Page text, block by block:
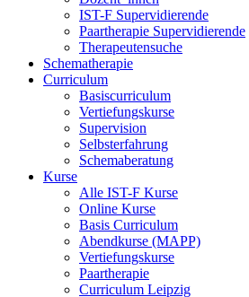
IST-F Supervidierende
Paartherapie Supervidierende
Therapeutensuche
Schematherapie
Curriculum
Basiscurriculum
Vertiefungskurse
Supervision
Selbsterfahrung
Schemaberatung
Kurse
Alle IST-F Kurse
Online Kurse
Basis Curriculum
Abendkurse (MAPP)
Vertiefungskurse
Paartherapie
Curriculum Leipzig